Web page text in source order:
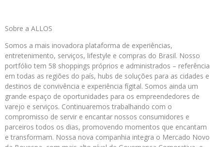
Sobre a ALLOS
Somos a mais inovadora plataforma de experiências,
entretenimento, serviços, lifestyle e compras do Brasil. Nosso
portfólio tem 58 shoppings próprios e administrados – referência
em todas as regiões do país, hubs de soluções para as cidades e
destinos de convivência e experiência fígital. Somos ainda um
grande espaço de oportunidades para os empreendedores de
varejo e serviços. Continuaremos trabalhando com o
compromisso de servir e encantar nossos consumidores e
parceiros todos os dias, promovendo momentos que encantam
e transformam. Nossa nova companhia integra o Mercado Novo